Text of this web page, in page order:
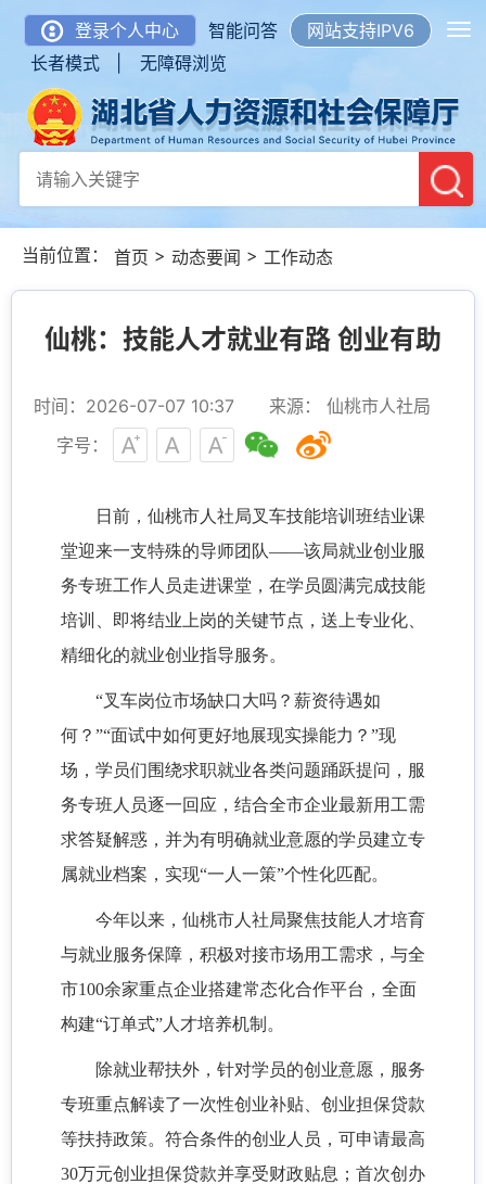
登录个人中心 智能问答
网站支持IPV6
长者模式 |
无障碍浏览
当前位置： 首页 > 动态要闻 > 工作动态
仙桃：技能人才就业有路 创业有助
时间：2026-07-07 10:37
来源： 仙桃市人社局
字号：
日 前 ，仙桃市人社局叉车技能培训班结业课
堂迎来一支特殊的导师团队——该局就业创业服
务专班工作人员走进课堂，在学员圆满完成技能
培训、即将结业上岗的关键节点，送上专业化、
精细化的就业创业指导服务。
“叉车岗位市场缺口大吗？薪资待遇如
何？”“面试中如何更好地展现实操能力？”现
场，学员们围绕求职就业各类问题踊跃提问，服
务专班人员逐一回应，结合全市企业最新用工需
求答疑解惑，并为有明确就业意愿的学员建立专
属就业档案，实现“一人一策”个性化匹配。
今年以来，仙桃市人社局聚焦技能人才培育
与就业服务保障，积极对接市场用工需求，与全
市100余家重点企业搭建常态化合作平台，全面
构建“订单式”人才培养机制。
除就业帮扶外，针对学员的创业意愿，服务
专班重点解读了一次性创业补贴、创业担保贷款
等扶持政策。符合条件的创业人员，可申请最高
30万元创业担保贷款并享受财政贴息；首次创办